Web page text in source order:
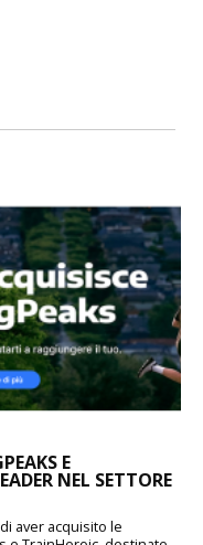
E
NEL SETTORE
aver acquisito le